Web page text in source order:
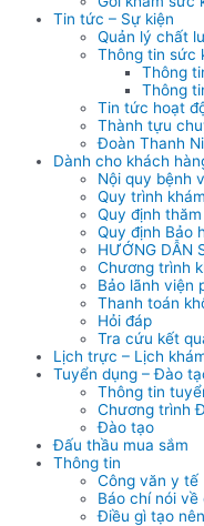
Tin tức – Sự kiện
Quản lý chất
Thông tin sức
Thông
Thông
Tin tức hoạt
Thành tựu
Đoàn Thanh
Dành cho khách
Nội quy bệnh
Quy trình
Quy định
Quy định Bảo
HƯỚNG DẪN
Chương trình
Bảo lãnh viện
Thanh toán
Hỏi đáp
Tra cứu kết
Lịch trực – Lịch
Tuyển dụng – Đào
Thông tin
Chương trình
Đào tạo
Đấu thầu mua sắm
Thông tin
Công văn y tế
Báo chí nói về
Điều gì tạo